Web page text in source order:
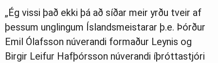
„Ég vissi það ekki þá að síðar meir yrðu tveir af
þessum unglingum Íslandsmeistarar þ.e. Þórður
Emil Ólafsson núverandi formaður Leynis og
Birgir Leifur Hafþórsson núverandi íþróttastjóri